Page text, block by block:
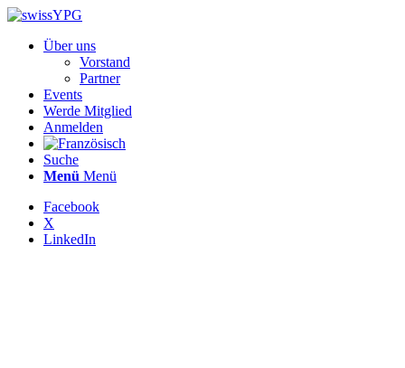
Über uns
Vorstand
Partner
Events
Werde Mitglied
Anmelden
Suche
Menü Menü
Facebook
X
LinkedIn